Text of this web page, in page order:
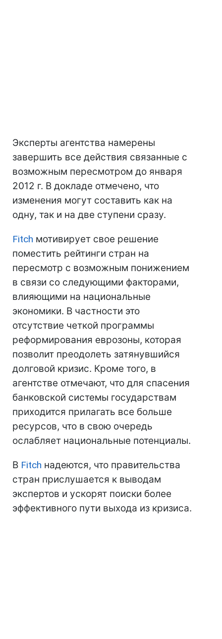
Эксперты агентства намерены
завершить все действия связанные с
возможным пересмотром до января
2012 г. В докладе отмечено, что
изменения могут составить как на
одну, так и на две ступени сразу.
Fitch мотивирует свое решение
поместить рейтинги стран на
пересмотр с возможным понижением
в связи со следующими факторами,
влияющими на национальные
экономики. В частности это
отсутствие четкой программы
реформирования еврозоны, которая
позволит преодолеть затянувшийся
долговой кризис. Кроме того, в
агентстве отмечают, что для спасения
банковской системы государствам
приходится прилагать все больше
ресурсов, что в свою очередь
ослабляет национальные потенциалы.
В Fitch надеются, что правительства
стран прислушается к выводам
экспертов и ускорят поиски более
эффективного пути выхода из кризиса.